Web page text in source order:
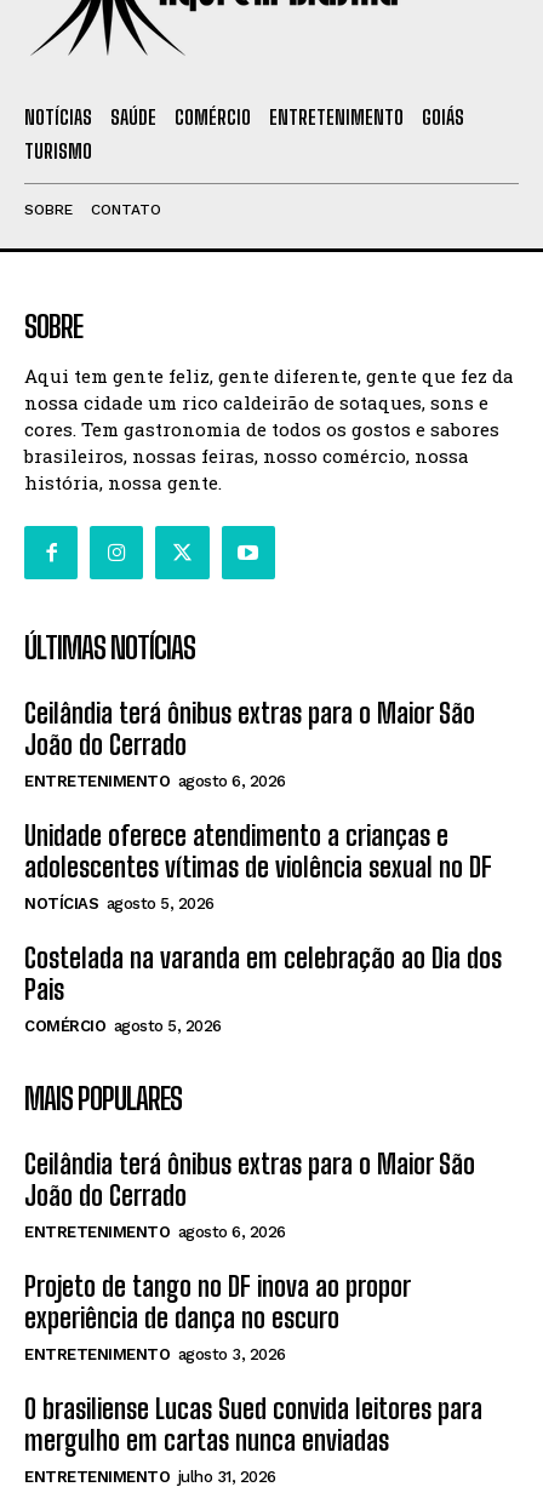
NOTÍCIAS SAÚDE COMÉRCIO ENTRETENIMENTO
GOIÁS
TURISMO
SOBRE CONTATO
SOBRE
Aqui tem gente feliz, gente diferente, gente que fez da
nossa cidade um rico caldeirão de sotaques, sons e
cores. Tem gastronomia de todos os gostos e sabores
brasileiros, nossas feiras, nosso comércio, nossa
história, nossa gente.
ÚLTIMAS NOTÍCIAS
Ceilândia terá ônibus extras para o Maior São
João do Cerrado
ENTRETENIMENTO agosto 6, 2026
Unidade oferece atendimento a crianças e
adolescentes vítimas de violência sexual no DF
NOTÍCIAS agosto 5, 2026
Costelada na varanda em celebração ao Dia dos
Pais
COMÉRCIO agosto 5, 2026
MAIS POPULARES
Ceilândia terá ônibus extras para o Maior São
João do Cerrado
ENTRETENIMENTO agosto 6, 2026
Projeto de tango no DF inova ao propor
experiência de dança no escuro
ENTRETENIMENTO agosto 3, 2026
O brasiliense Lucas Sued convida leitores para
mergulho em cartas nunca enviadas
ENTRETENIMENTO julho 31, 2026